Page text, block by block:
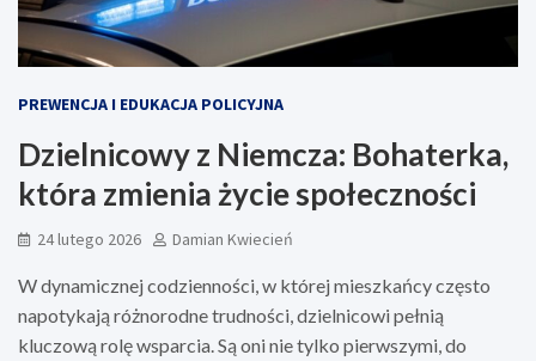
PREWENCJA I EDUKACJA POLICYJNA
Dzielnicowy z Niemcza: Bohaterka,
która zmienia życie społeczności
24 lutego 2026 Damian Kwiecień
W dynamicznej codzienności, w której mieszkańcy często
napotykają różnorodne trudności, dzielnicowi pełnią
kluczową rolę wsparcia. Są oni nie tylko pierwszymi, do